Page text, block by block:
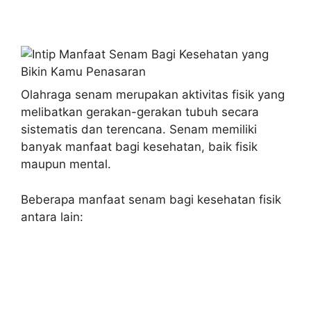
Olahraga senam merupakan aktivitas fisik yang
melibatkan gerakan-gerakan tubuh secara
sistematis dan terencana. Senam memiliki
banyak manfaat bagi kesehatan, baik fisik
maupun mental.
Beberapa manfaat senam bagi kesehatan fisik
antara lain: